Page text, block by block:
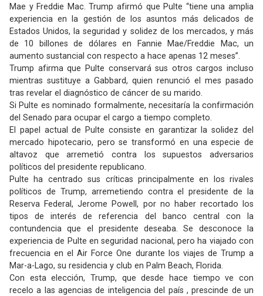
Mae y Freddie Mac. Trump afirmó que Pulte “tiene una amplia
experiencia en la gestión de los asuntos más delicados de
Estados Unidos, la seguridad y solidez de los mercados, y más
de 10 billones de dólares en Fannie Mae/Freddie Mac, un
aumento sustancial con respecto a hace apenas 12 meses”.
Trump afirma que Pulte conservará sus otros cargos incluso
mientras sustituye a Gabbard, quien renunció el mes pasado
tras revelar el diagnóstico de cáncer de su marido.
Si Pulte es nominado formalmente, necesitaría la confirmación
del Senado para ocupar el cargo a tiempo completo.
El papel actual de Pulte consiste en garantizar la solidez del
mercado hipotecario, pero se transformó en una especie de
altavoz que arremetió contra los supuestos adversarios
políticos del presidente republicano.
Pulte ha centrado sus críticas principalmente en los rivales
políticos de Trump, arremetiendo contra el presidente de la
Reserva Federal, Jerome Powell, por no haber recortado los
tipos de interés de referencia del banco central con la
contundencia que el presidente deseaba. Se desconoce la
experiencia de Pulte en seguridad nacional, pero ha viajado con
frecuencia en el Air Force One durante los viajes de Trump a
Mar-a-Lago, su residencia y club en Palm Beach, Florida.
Con esta elección, Trump, que desde hace tiempo ve con
recelo a las agencias de inteligencia del país , prescinde de un